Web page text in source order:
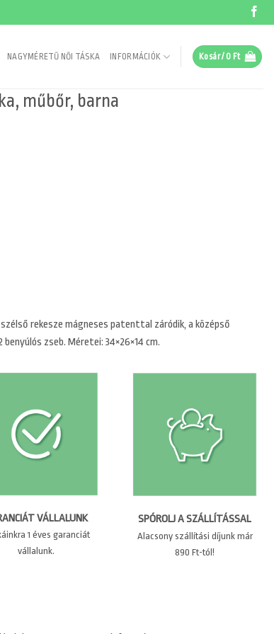
NAGYMÉRETŰ NŐI TÁSKA INFORMÁCIÓK Kosár / 0 Ft
műbőr, barna
rekesze mágneses patenttal záródik, a középső
zseb. Méretei: 34×26×14 cm.
VÁLLALUNK
1 éves garanciát
vállalunk.
SPÓROLJ A SZÁLLÍTÁSSAL
Alacsony szállítási díjunk már
890 Ft-tól!